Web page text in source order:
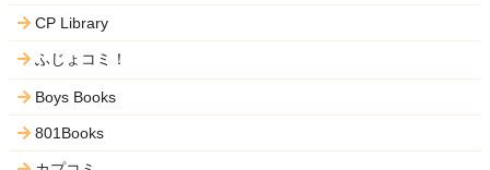
CP Library
ふじょコミ！
Boys Books
801Books